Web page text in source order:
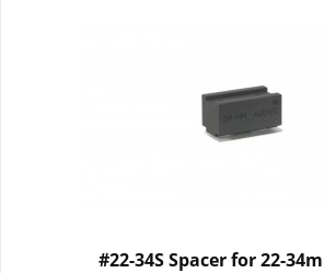
#22-34S Spacer for 22-